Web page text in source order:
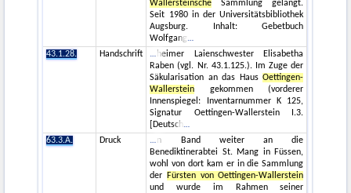
Wallersteinsche Sammlung gelangt.
Seit 1980 in der Universitätsbibliothek
Augsburg. Inhalt: Gebetbuch
Wolfgang
43.1.28.
Handschrift
heimer Laienschwester Elisabetha
Raben (vgl. Nr. 43.1.125.). Im Zuge der
Säkularisation an das HausOettingen-
Wallerstein gekommen (vorderer
Innenspiegel: Inventarnummer K 125,
Signatur Oettingen-Wallerstein I.3.
[Deutsch
63.3.A.
Druck
n Band weiter an die
Benediktinerabtei St. Mang in Füssen,
wohl von dort kam er in die Sammlung
der Fürsten von Oettingen-Wallerstein
und wurde im Rahmen seiner